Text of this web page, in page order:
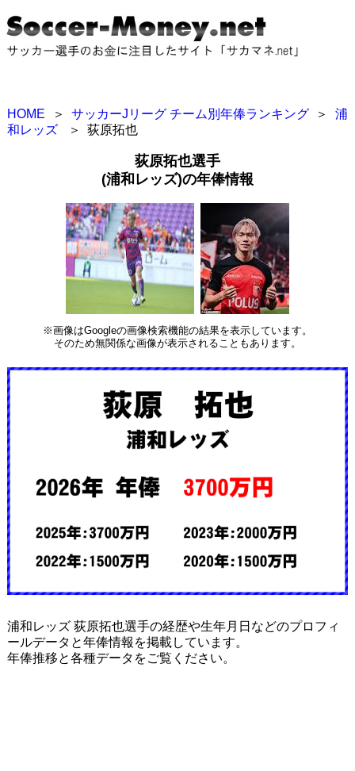
HOME ＞ サッカーJリーグ チーム別年俸ランキング ＞
浦
和レッズ
＞ 荻原拓也
荻原拓也選手
(浦和レッズ)の年俸情報
※画像はGoogleの画像検索機能の結果を表示しています。
そのため無関係な画像が表示されることもあります。
浦和レッズ 荻原拓也選手の経歴や生年月日などのプロフィ
ールデータと年俸情報を掲載しています。
年俸推移と各種データをご覧ください。